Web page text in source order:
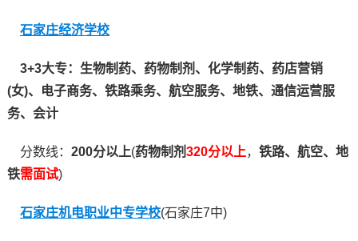
石家庄经济学校
3+3大专：生物制药、药物制剂、化学制药、药店营销
(女)、电子商务、铁路乘务、航空服务、地铁、通信运营服
务、会计
分数线： 200分以上(药物制剂320分以上， 铁路、航空、地
铁需面试)
石家庄机电职业中专学校(石家庄7中)